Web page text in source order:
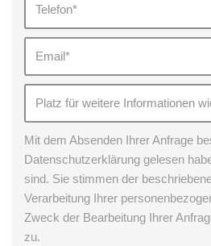
Mit dem Absenden Ihrer Anfrage
Datenschutzerklärung gelesen
sind. Sie stimmen der
Verarbeitung Ihrer
Zweck der Bearbeitung Ihrer
zu.